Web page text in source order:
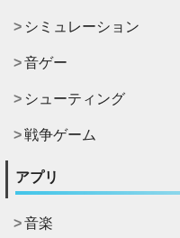
シミュレーション
音ゲー
シューティング
戦争ゲーム
アプリ
音楽